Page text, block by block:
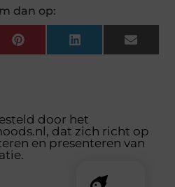
dan op:
PinterestLinkedInEmail
door het
dat zich richt op
en presenteren van